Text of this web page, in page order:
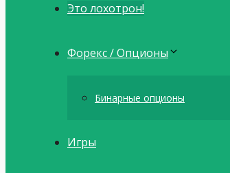
Это лохотрон!
Форекс / Опционы
Бинарные опционы
Игры